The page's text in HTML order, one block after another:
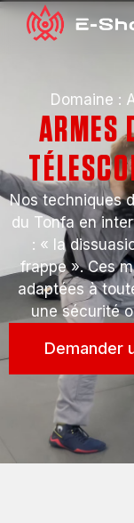
Domaine :
ARMES
Nos techniques
du Tonfa en
: « la
frappe ». Ces
adaptées à
une sécurité
Demander